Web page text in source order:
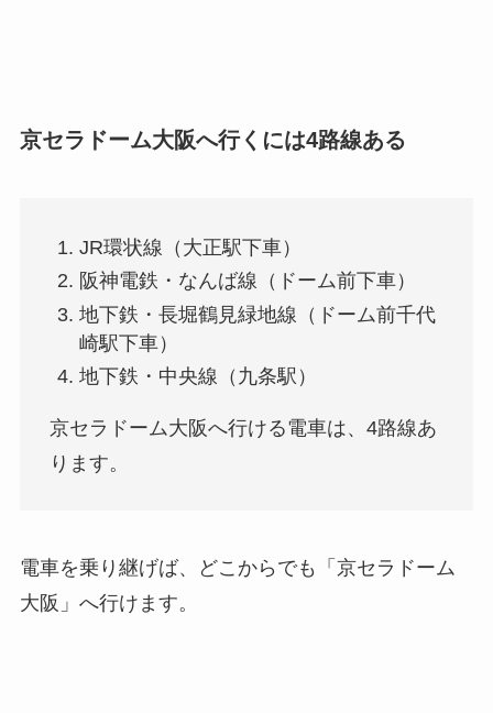
京セラドーム大阪へ行くには4路線ある
JR環状線（大正駅下車）
阪神電鉄・なんば線（ドーム前下車）
地下鉄・長堀鶴見緑地線（ドーム前千代
崎駅下車）
地下鉄・中央線（九条駅）
京セラドーム大阪へ行ける電車は、4路線あ
ります。
電車を乗り継げば、どこからでも「京セラドーム
大阪」へ行けます。